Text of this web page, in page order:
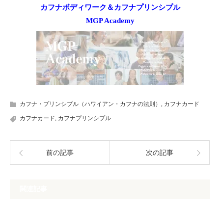
カフナボディワーク＆カフナプリンシプル
MGP Academy
カフナ・プリンシプル（ハワイアン・カフナの法則） , カフナカード
カフナカード, カフナプリンシプル
前の記事 次の記事